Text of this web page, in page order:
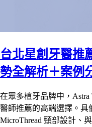
台北星創牙醫推
勢全解析＋案例
在眾多植牙品牌中，Astra
醫師推薦的高端選擇。具
MicroThread 頸部設計、